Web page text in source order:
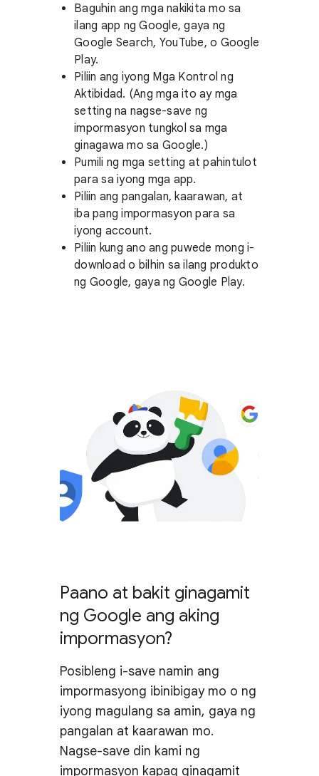
Baguhin ang mga nakikita mo sa
ilang app ng Google, gaya ng
Google Search, YouTube, o Google
Play.
Piliin ang iyong Mga Kontrol ng
Aktibidad. (Ang mga ito ay mga
setting na nagse-save ng
impormasyon tungkol sa mga
ginagawa mo sa Google.)
Pumili ng mga setting at pahintulot
para sa iyong mga app.
Piliin ang pangalan, kaarawan, at
iba pang impormasyon para sa
iyong account.
Piliin kung ano ang puwede mong i-
download o bilhin sa ilang produkto
ng Google, gaya ng Google Play.
Paano at bakit ginagamit
ng Google ang aking
impormasyon?
Posibleng i-save namin ang
impormasyong ibinibigay mo o ng
iyong magulang sa amin, gaya ng
pangalan at kaarawan mo.
Nagse-save din kami ng
impormasyon kapag ginagamit